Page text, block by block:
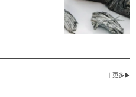
丨更多▶